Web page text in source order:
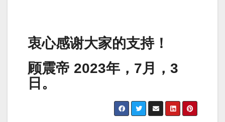
衷心感谢大家的支持！
顾震帝 2023年，7月，3
日。